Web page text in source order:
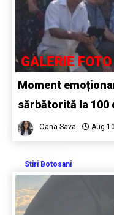
GALERIE
Moment
sărbătorită la 100
Oana Sava Aug
Stiri Botosani